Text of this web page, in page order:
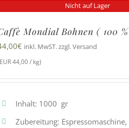
Nicht auf Lager
Mondial Bohnen ( 100
€ inkl. MwST. zzgl. Versand
44,00 / kg)
Inhalt: 1000 gr
Zubereitung: